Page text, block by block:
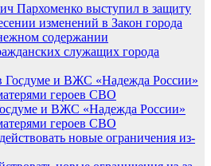
Пархоменко выступил в защиту
изменений в Закон города
содержании
служащих города
и ВЖС «Надежда России»
героев СВО